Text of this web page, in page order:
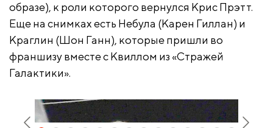
образе), к роли которого вернулся Крис Прэтт.
Еще на снимках есть Небула (Карен Гиллан) и
Краглин (Шон Ганн), которые пришли во
франшизу вместе с Квиллом из «Стражей
Галактики».